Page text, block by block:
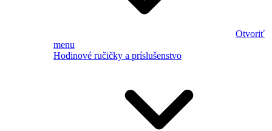
Otvoriť
menu
Hodinové ručičky a príslušenstvo